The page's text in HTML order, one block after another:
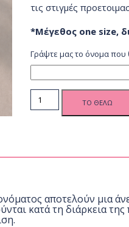
τις στιγμές
*Μέγεθος one size,
Γράψτε μας το όνομα που
παντόφλες
ΤΟ ΘΕΛΩ
αποτελούν μια
κατά τη διάρκεια